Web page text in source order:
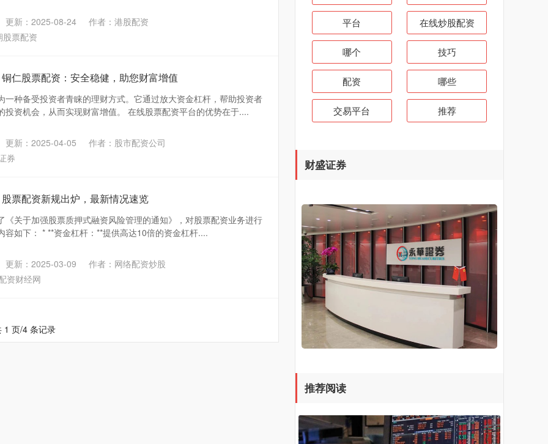
更新：2025-08-24
作者：港股配资
股票配资
仁股票配资：安全稳健，助您财富增值
一种备受投资者青睐的理财方式。它通过放大资金杠杆，帮助投资者
投资机会，从而实现财富增值。 在线股票配资平台的优势在于....
更新：2025-04-05
作者：股市配资公司
券
票配资新规出炉，最新情况速览
《关于加强股票质押式融资风险管理的通知》，对股票配资业务进行
容如下： * **资金杠杆：**提供高达10倍的资金杠杆....
更新：2025-03-09
作者：网络配资炒股
资财经网
1 页/4 条记录
平台 在线炒股配资
哪个 技巧
配资 哪些
交易平台 推荐
财盛证券
推荐阅读